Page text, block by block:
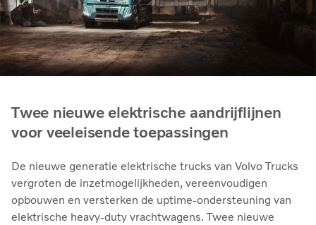
Twee nieuwe elektrische aandrijflijnen
voor veeleisende toepassingen
De nieuwe generatie elektrische trucks van Volvo Trucks
vergroten de inzetmogelijkheden, vereenvoudigen
opbouwen en versterken de uptime‑ondersteuning van
elektrische heavy-duty vrachtwagens. Twee nieuwe